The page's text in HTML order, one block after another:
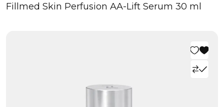
Fillmed Skin Perfusion AA-Lift Serum 30 ml